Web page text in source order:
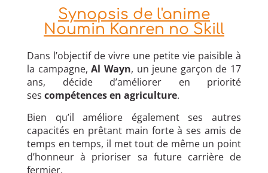
Synopsis de l'anime
Noumin Kanren no Skill
Dans l’objectif de vivre une petite vie paisible à
la campagne,Al Wayn, un jeune garçon de 17
ans, décide d’améliorer en priorité
ses compétences en agriculture.
Bien qu’il améliore également ses autres
capacités en prêtant main forte à ses amis de
temps en temps, il met tout de même un point
d’honneur à prioriser sa future carrière de
fermier.